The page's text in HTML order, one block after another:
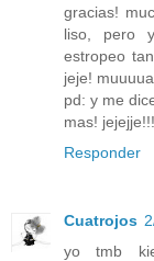
gracias!
liso, pero
estropeo
jeje!
pd: y me
mas! jejejje!!!
Responder
Cuatrojos
yo tmb